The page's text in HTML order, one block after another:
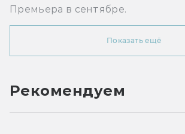
Премьера в сентябре.
Показать ещё
Рекомендуем